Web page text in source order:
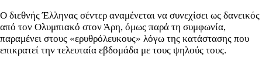
Ο διεθνής Έλληνας σέντερ αναμένεται να συνεχίσει ως δανεικός
από τον Ολυμπιακό στον Άρη, όμως παρά τη συμφωνία,
παραμένει στους «ερυθρόλευκους» λόγω της κατάστασης που
επικρατεί την τελευταία εβδομάδα με τους ψηλούς τους.